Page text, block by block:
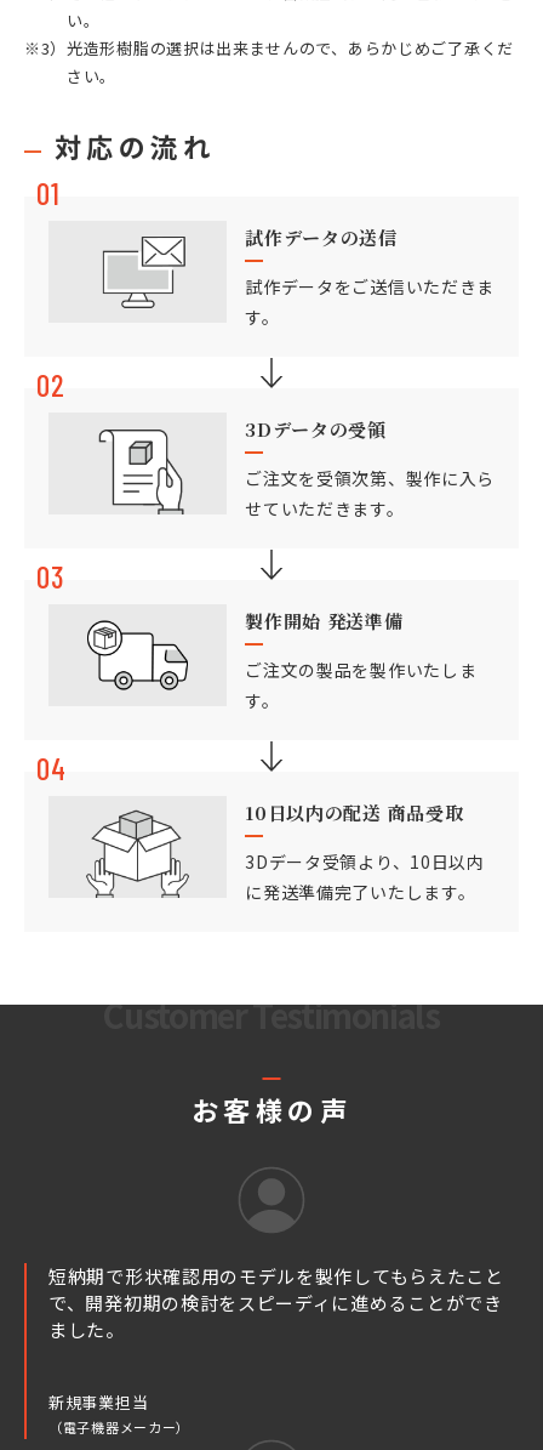
い。
光造形樹脂の選択は出来ませんので、あらかじめご了承くだ
さい。
対応の流れ
01
試作データの送信
試作データをご送信いただきま
す。
02
3Dデータの受領
ご注文を受領次第、製作に入ら
せていただきます。
03
製作開始 発送準備
ご注文の製品を製作いたしま
す。
04
10日以内の配送 商品受取
3Dデータ受領より、10日以内
に発送準備完了いたします。
お客様の声
Customer Testimonials
短納期で形状確認用のモデルを製作してもらえたこと
で、開発初期の検討をスピーディに進めることができ
ました。
新規事業担当
（電子機器メーカー）